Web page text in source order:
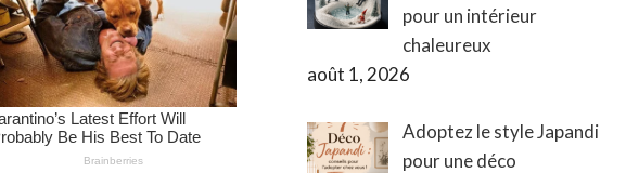
pour un intérieur
chaleureux
août 1, 2026
Adoptez le style Japandi
pour une déco